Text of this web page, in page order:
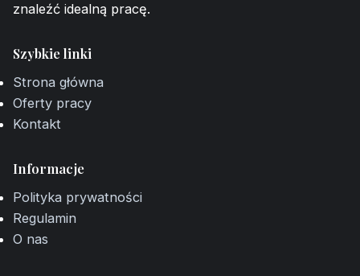
znaleźć idealną pracę.
Szybkie linki
Strona główna
Oferty pracy
Kontakt
Informacje
Polityka prywatności
Regulamin
O nas